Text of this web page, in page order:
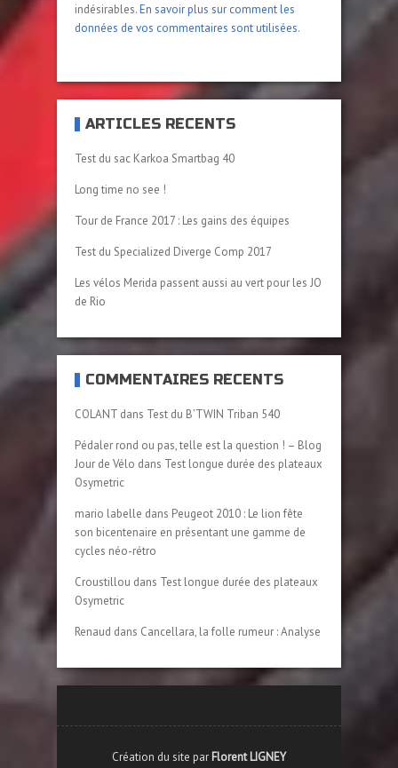
indésirables.En savoir plus sur comment les
données de vos commentaires sont utilisées.
ARTICLES RÉCENTS
Test du sac Karkoa Smartbag 40
Long time no see !
Tour de France 2017 : Les gains des équipes
Test du Specialized Diverge Comp 2017
Les vélos Merida passent aussi au vert pour les JO
de Rio
COMMENTAIRES RÉCENTS
COLANT dans Test du B’TWIN Triban 540
Pédaler rond ou pas, telle est la question ! – Blog
Jour de Vélo dans Test longue durée des plateaux
Osymetric
mario labelle dans Peugeot 2010 : Le lion fête
son bicentenaire en présentant une gamme de
cycles néo-rétro
Croustillou dans Test longue durée des plateaux
Osymetric
Renaud dans Cancellara, la folle rumeur : Analyse
Création du site par Florent LIGNEY